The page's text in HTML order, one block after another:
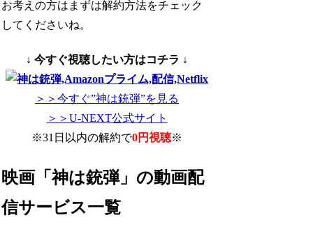
お考えの方はまずは解約方法をチェック
してくださいね。
↓ 今すぐ視聴したい方はコチラ ↓
＞＞今すぐ”神は銃弾”を見る
＞＞U-NEXT公式サイト
※31日以内の解約で0円視聴※
映画「神は銃弾」の動画配
信サービス一覧